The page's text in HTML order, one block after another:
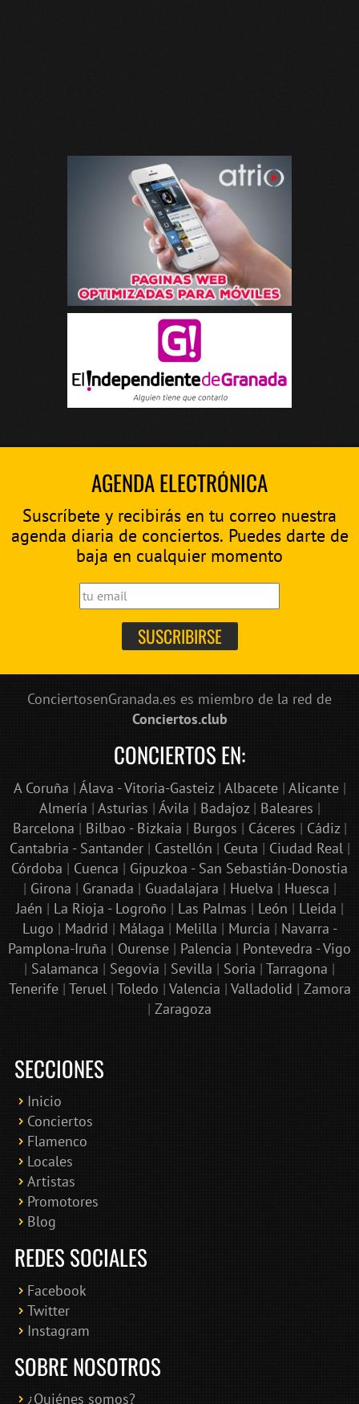
AGENDA ELECTRÓNICA
Suscríbete y recibirás en tu correo nuestra
agenda diaria de conciertos. Puedes darte de
baja en cualquier momento
ConciertosenGranada.es es miembro de la red de
Conciertos.club
CONCIERTOS EN:
A Coruña | Álava - Vitoria-Gasteiz| Albacete| Alicante|
Almería | Asturias | Ávila | Badajoz| Baleares |
Barcelona | Bilbao - Bizkaia | Burgos | Cáceres | Cádiz|
Cantabria - Santander| Castellón | Ceuta | Ciudad Real|
Córdoba | Cuenca | Gipuzkoa - San Sebastián-Donostia
| Girona | Granada | Guadalajara | Huelva | Huesca |
Jaén | La Rioja - Logroño | Las Palmas | León | Lleida |
Lugo | Madrid | Málaga | Melilla | Murcia | Navarra -
Pamplona-Iruña | Ourense | Palencia | Pontevedra - Vigo
| Salamanca | Segovia | Sevilla | Soria | Tarragona |
Tenerife| Teruel| Toledo | Valencia | Valladolid | Zamora
| Zaragoza
SECCIONES
Inicio
Conciertos
Flamenco
Locales
Artistas
Promotores
Blog
REDES SOCIALES
Facebook
Twitter
Instagram
SOBRE NOSOTROS
¿Quiénes somos?